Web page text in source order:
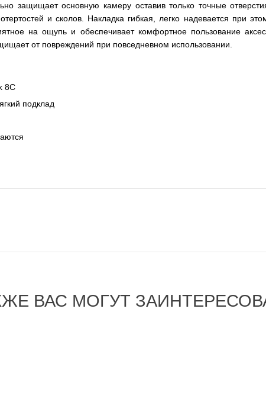
защищает основную камеру оставив только точные
и сколов. Накладка гибкая, легко надевается при
на ощупь и обеспечивает комфортное пользование
от повреждений при повседневном использовании.
8C
подклад
ВАС МОГУТ